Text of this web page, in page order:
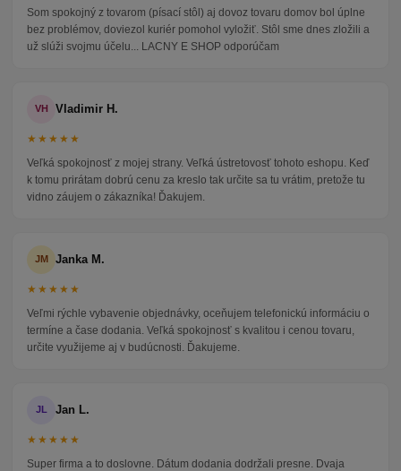
Som spokojný z tovarom (písací stôl) aj dovoz tovaru domov bol úplne
bez problémov, doviezol kuriér pomohol vyložiť. Stôl sme dnes zložili a
už slúži svojmu účelu... LACNY E SHOP odporúčam
VH Vladimir H.
★★★★★
Veľká spokojnosť z mojej strany. Veľká ústretovosť tohoto eshopu. Keď
k tomu prirátam dobrú cenu za kreslo tak určite sa tu vrátim, pretože tu
vidno záujem o zákazníka! Ďakujem.
JM Janka M.
★★★★★
Veľmi rýchle vybavenie objednávky, oceňujem telefonickú informáciu o
termíne a čase dodania. Veľká spokojnosť s kvalitou i cenou tovaru,
určite využijeme aj v budúcnosti. Ďakujeme.
JL Jan L.
★★★★★
Super firma a to doslovne. Dátum dodania dodržali presne. Dvaja